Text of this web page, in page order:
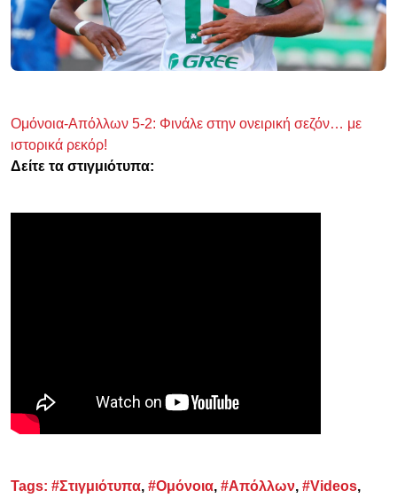
Ομόνοια-Απόλλων 5-2: Φινάλε στην ονειρική σεζόν… με
ιστορικά ρεκόρ!
Δείτε τα στιγμιότυπα:
Tags: #Στιγμιότυπα, #Ομόνοια, #Απόλλων, #Videos,